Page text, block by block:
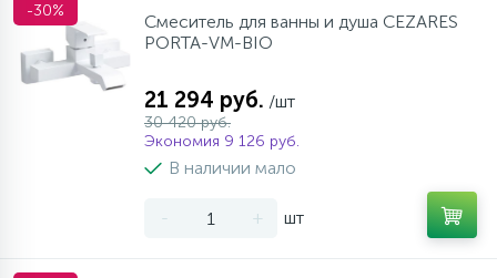
-30%
Смеситель для ванны и душа CEZARES
PORTA-VM-BIO
21 294 руб. /шт
30 420 руб.
Экономия 9 126 руб.
В наличии мало
- + шт